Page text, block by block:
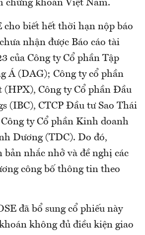
chứng khoán Việt Nam.
cho biết hết thời hạn nộp báo
nhận được Báo cáo tài
của Công ty Cổ phần Tập
Á (DAG); Công ty cổ phần
Công ty Cổ phần Đầu
(IBC), CTCP Đầu tư Sao Thái
ty Cổ phần Kinh doanh
Dương (TDC). Do đó,
bản nhắc nhở và đề nghị các
công bố thông tin theo
đã bổ sung cổ phiếu này
không đủ điều kiện giao